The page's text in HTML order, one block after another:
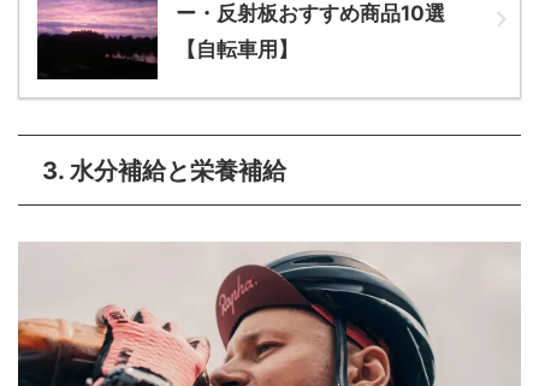
ー・反射板おすすめ商品10選
【自転車用】
3. 水分補給と栄養補給